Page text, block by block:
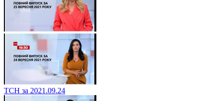
ТСН за 2021.09.24